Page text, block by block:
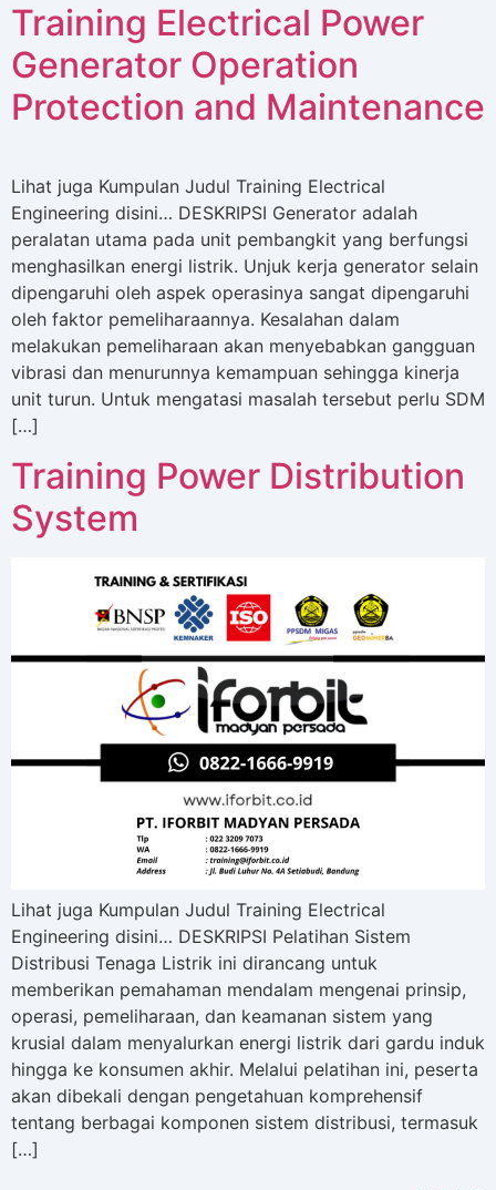
Training Electrical Power
Generator Operation
Protection and Maintenance
Lihat juga Kumpulan Judul Training Electrical
Engineering disini… DESKRIPSI Generator adalah
peralatan utama pada unit pembangkit yang berfungsi
menghasilkan energi listrik. Unjuk kerja generator selain
dipengaruhi oleh aspek operasinya sangat dipengaruhi
oleh faktor pemeliharaannya. Kesalahan dalam
melakukan pemeliharaan akan menyebabkan gangguan
vibrasi dan menurunnya kemampuan sehingga kinerja
unit turun. Untuk mengatasi masalah tersebut perlu SDM
[…]
Training Power Distribution
System
Lihat juga Kumpulan Judul Training Electrical
Engineering disini… DESKRIPSI Pelatihan Sistem
Distribusi Tenaga Listrik ini dirancang untuk
memberikan pemahaman mendalam mengenai prinsip,
operasi, pemeliharaan, dan keamanan sistem yang
krusial dalam menyalurkan energi listrik dari gardu induk
hingga ke konsumen akhir. Melalui pelatihan ini, peserta
akan dibekali dengan pengetahuan komprehensif
tentang berbagai komponen sistem distribusi, termasuk
[…]